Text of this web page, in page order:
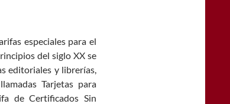
especiales para el
del siglo XX se
editoriales y librerías,
Tarjetas para
de Certificados Sin